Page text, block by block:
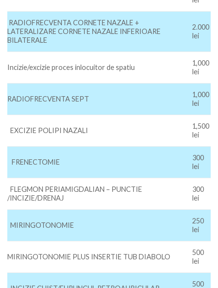
RADIOFRECVENTA CORNETE NAZALE +
LATERALIZARE CORNETE NAZALE INFERIOARE
BILATERALE
2.000
lei
Incizie/excizie proces inlocuitor de spatiu
1,000
lei
RADIOFRECVENTA SEPT
1,000
lei
EXCIZIE POLIPI NAZALI
1,500
lei
FRENECTOMIE
300
lei
FLEGMON PERIAMIGDALIAN – PUNCTIE
/INCIZIE/DRENAJ
300
lei
MIRINGOTONOMIE
250
lei
MIRINGOTONOMIE PLUS INSERTIE TUB DIABOLO
500
lei
500